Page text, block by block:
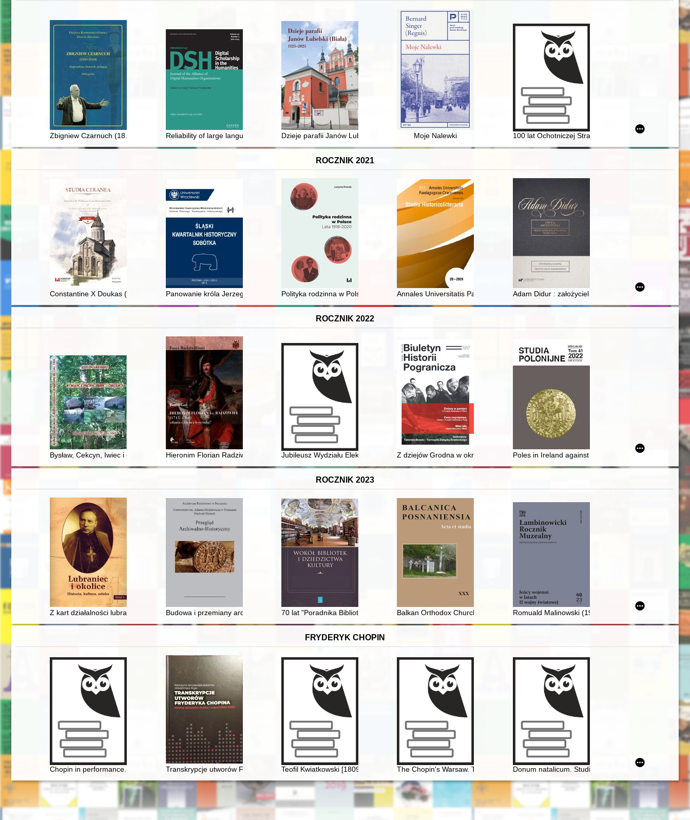
Zbigniew Czarnuch (18.03.1930 - 22.09.2024) : regionalista, historyk, pedagog : bibliografia
Reliability of large language models as a tool for knowledge extraction from biographical dictionaries : the case of the Polish Biographical Dictionary
Dzieje parafii Janów Lubelski (Biała) 1325-2025Moje Nalewki 100 lat Ochotniczej Straży Pożarnej w Kożuchowie
ROCZNIK 2021
Constantine X Doukas (1059-1067) versus Uzes : about the nomads on boats on the Danube in 1064 / Marcin Böhm
Panowanie króla Jerzego ze śląskiej perspektywy : (w 550. rocznice śmierci monarchy) = The reign of George of Poděbrady, king of Bohemia, from a Silesian
Polityka rodzinna w Polsce : lata 1918-2020Annales Universitatis Paedagogicae Cracoviensis. [T.] 20 (2020)
Adam Didur : założyciel i kontynuator
ROCZNIK 2022
Bysław, Cekcyn, Iwiec i okolice : nieznane dotąd fakty do roku 1945Hieronim Florian Radziwiłł (1715-1760) : ofiara czarnej legendy?Jubileusz Wydziału Elektrycznego AGH : 70/50/45/25 : wspomnienia weterana : 70 lat elektrycznego, 24 czerwca 2022
Z dziejów Grodna w okresie międzywojennym, Pamięć historyczna - recenzje]
Poles in Ireland against martial law in Poland 1981-
ROCZNIK 2023
Z kart działalności lubranieckiego antykomunistycznego podziemia niepodległościowego w latach 1945-1947
Budowa i przemiany architektoniczne Teatru Wielkiego w Poznaniu (1910-2023)
70 lat "Poradnika Bibliotekarza" w opinii jego redaktorów i współpracowników
Balkan Orthodox Churches in Soviet Union policy (in the first years after the Second
Romuald Malinowski (1929-2023)
FRYDERYK CHOPIN
Chopin in performance. History, theory, practiceTranskrypcje utworów Fryderyka Chopina : katalog rękopisów, druków i nagrań (1830-2020)
Teofil Kwiatkowski [1809-1891] i ChopinThe Chopin's Warsaw. The Chopin's addresses in Warsaw established from sources
Donum natalicum. Studia Thaddaeo Przybylski